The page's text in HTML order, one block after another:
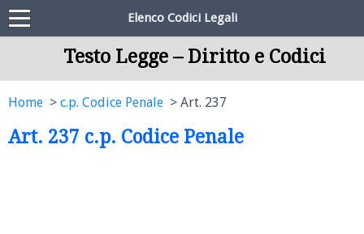
Elenco Codici Legali
Testo Legge – Diritto e Codici
Home c.p. Codice Penale Art. 237
Art. 237 c.p. Codice Penale